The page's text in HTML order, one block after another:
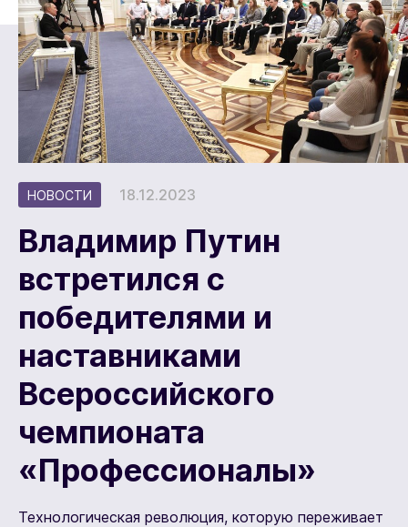
НОВОСТИ 18.12.2023
Владимир Путин
встретился с
победителями и
наставниками
Всероссийского
чемпионата
«Профессионалы»
Технологическая революция, которую переживает